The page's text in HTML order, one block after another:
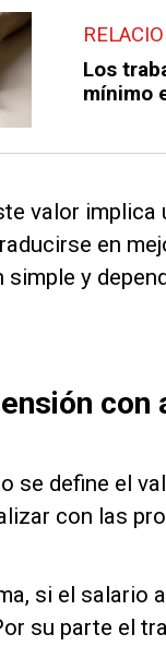
Los
mínimo
valor
en
simple y
se define el
con las
si el salario
su parte el